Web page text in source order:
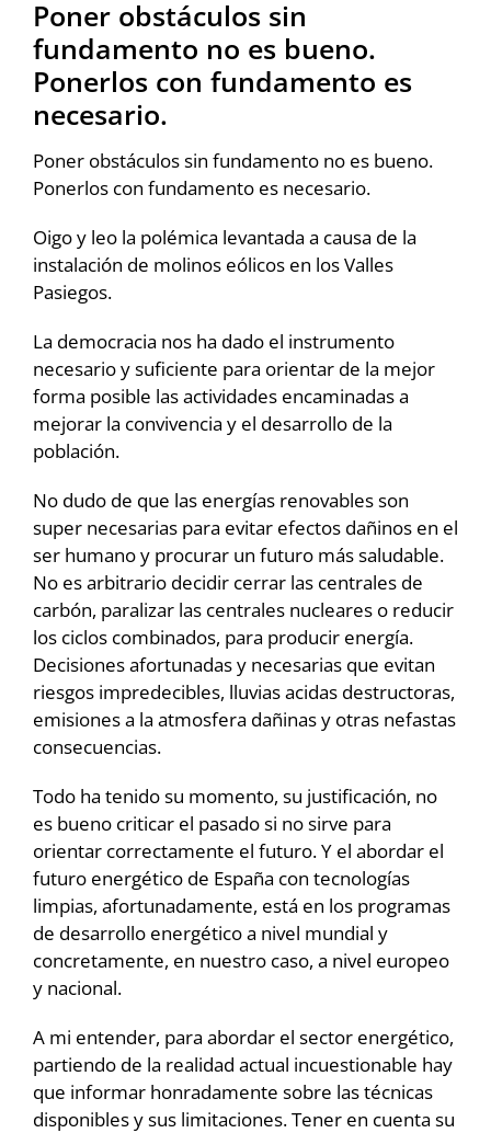
Poner obstáculos sin
fundamento no es bueno.
Ponerlos con fundamento es
necesario.
Poner obstáculos sin fundamento no es bueno.
Ponerlos con fundamento es necesario.
Oigo y leo la polémica levantada a causa de la
instalación de molinos eólicos en los Valles
Pasiegos.
La democracia nos ha dado el instrumento
necesario y suficiente para orientar de la mejor
forma posible las actividades encaminadas a
mejorar la convivencia y el desarrollo de la
población.
No dudo de que las energías renovables son
super necesarias para evitar efectos dañinos en el
ser humano y procurar un futuro más saludable.
No es arbitrario decidir cerrar las centrales de
carbón, paralizar las centrales nucleares o reducir
los ciclos combinados, para producir energía.
Decisiones afortunadas y necesarias que evitan
riesgos impredecibles, lluvias acidas destructoras,
emisiones a la atmosfera dañinas y otras nefastas
consecuencias.
Todo ha tenido su momento, su justificación, no
es bueno criticar el pasado si no sirve para
orientar correctamente el futuro. Y el abordar el
futuro energético de España con tecnologías
limpias, afortunadamente, está en los programas
de desarrollo energético a nivel mundial y
concretamente, en nuestro caso, a nivel europeo
y nacional.
A mi entender, para abordar el sector energético,
partiendo de la realidad actual incuestionable hay
que informar honradamente sobre las técnicas
disponibles y sus limitaciones. Tener en cuenta su